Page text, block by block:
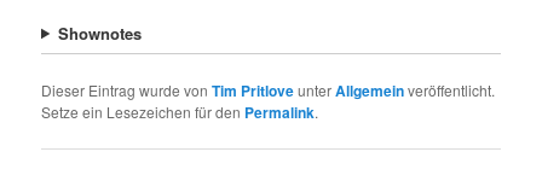
Shownotes
Dieser Eintrag wurde vonTim PritloveunterAllgemeinveröffentlicht.
Setze ein Lesezeichen für den Permalink.